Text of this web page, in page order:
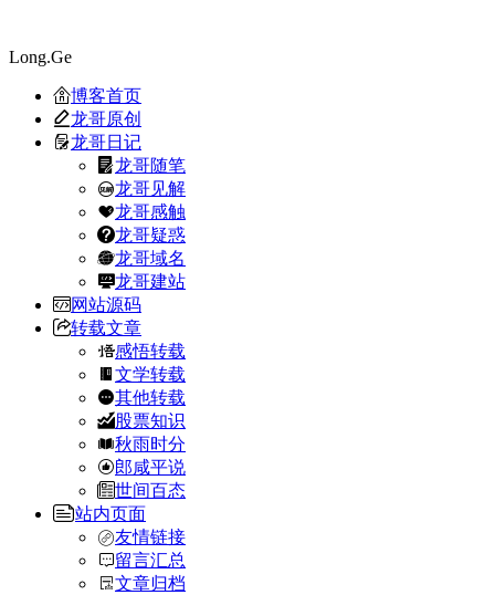
Long.Ge
博客首页
龙哥原创
龙哥日记
龙哥随笔
龙哥见解
龙哥感触
龙哥疑惑
龙哥域名
龙哥建站
网站源码
转载文章
感悟转载
文学转载
其他转载
股票知识
秋雨时分
郎咸平说
世间百态
站内页面
友情链接
留言汇总
文章归档